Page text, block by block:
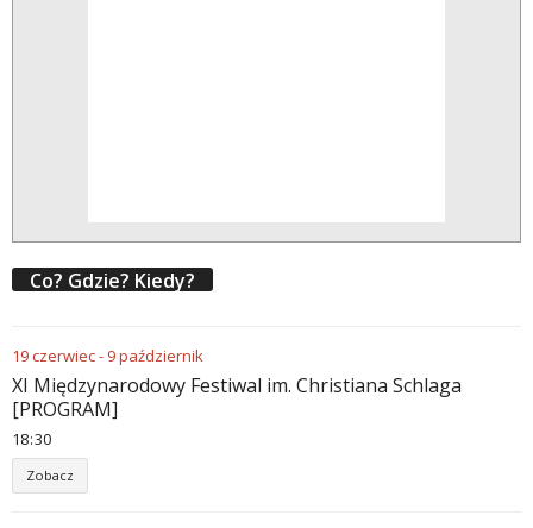
Co? Gdzie? Kiedy?
19czerwiec- 9październik
XI Międzynarodowy Festiwal im. Christiana Schlaga
[PROGRAM]
18:30
Zobacz